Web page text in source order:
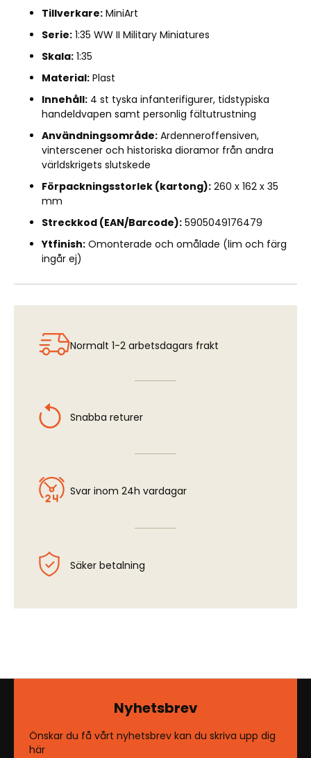
Tillverkare: MiniArt
Serie: 1:35 WW II Military Miniatures
Skala: 1:35
Material: Plast
Innehåll: 4 st tyska infanterifigurer, tidstypiska
handeldvapen samt personlig fältutrustning
Användningsområde: Ardenneroffensiven,
vinterscener och historiska dioramor från andra
världskrigets slutskede
Förpackningsstorlek (kartong): 260 x 162 x 35
mm
Streckkod (EAN/Barcode): 5905049176479
Ytfinish: Omonterade och omålade (lim och färg
ingår ej)
Normalt 1-2 arbetsdagars frakt
Snabba returer
Svar inom 24h vardagar
Säker betalning
Nyhetsbrev
Önskar du få vårt nyhetsbrev kan du skriva upp dig
här